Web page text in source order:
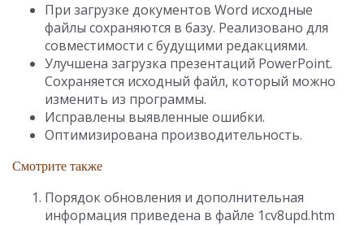
При загрузке документов Word исходные
файлы сохраняются в базу. Реализовано для
совместимости с будущими редакциями.
Улучшена загрузка презентаций PowerPoint.
Сохраняется исходный файл, который можно
изменить из программы.
Исправлены выявленные ошибки.
Оптимизирована производительность.
Смотрите также
Порядок обновления и дополнительная
информация приведена в файле 1cv8upd.htm